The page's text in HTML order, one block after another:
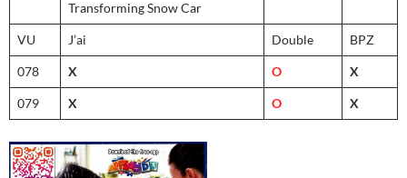
Transforming Snow Car
VU J’ai Double BPZ
078 X O X
079 X O X